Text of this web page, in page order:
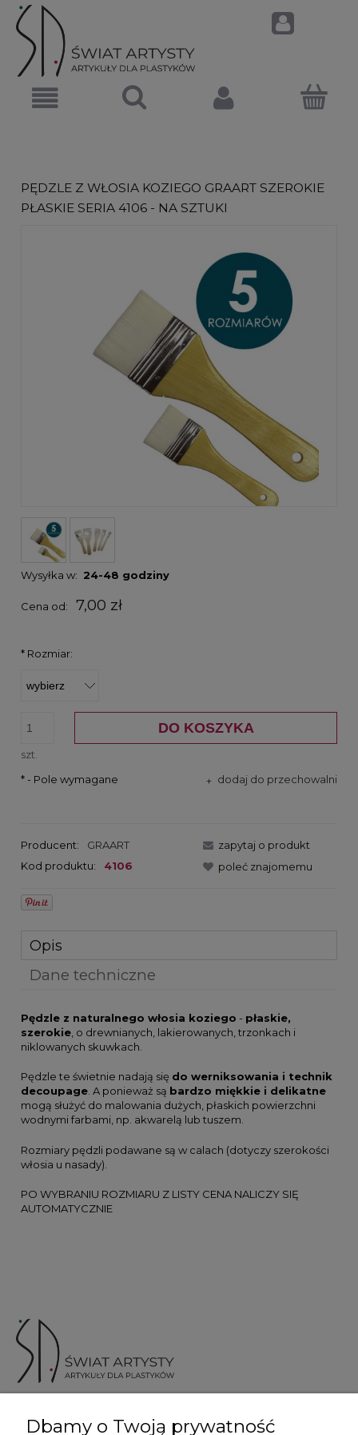
PĘDZLE Z WŁOSIA KOZIEGO GRAART SZEROKIE
PŁASKIE SERIA 4106 - NA SZTUKI
Wysyłka w: 24-48 godziny
Cena od: 7,00 zł
* Rozmiar:
szt.
DO KOSZYKA
dodaj do przechowalni
* - Pole wymagane
Producent:
GRAART
Kod produktu:
4106
zapytaj o produkt
poleć znajomemu
Opis
Dane techniczne
Pędzle z naturalnego włosia koziego - płaskie,
szerokie , o drewnianych, lakierowanych, trzonkach i
niklowanych skuwkach.
Pędzle te świetnie nadają się do werniksowania i technik
decoupage. A ponieważ są bardzo miękkie i delikatne
mogą służyć do malowania dużych, płaskich powierzchni
wodnymi farbami, np. akwarelą lub tuszem.
Rozmiary pędzli podawane są w calach (dotyczy szerokości
włosia u nasady).
PO WYBRANIU ROZMIARU Z LISTY CENA NALICZY SIĘ
AUTOMATYCZNIE
Dbamy o Twoją prywatność